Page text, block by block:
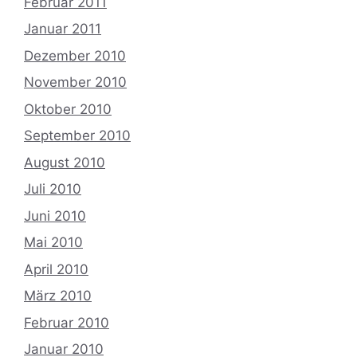
Januar 2011
Dezember 2010
November 2010
Oktober 2010
September 2010
August 2010
Juli 2010
Juni 2010
Mai 2010
April 2010
März 2010
Februar 2010
Januar 2010